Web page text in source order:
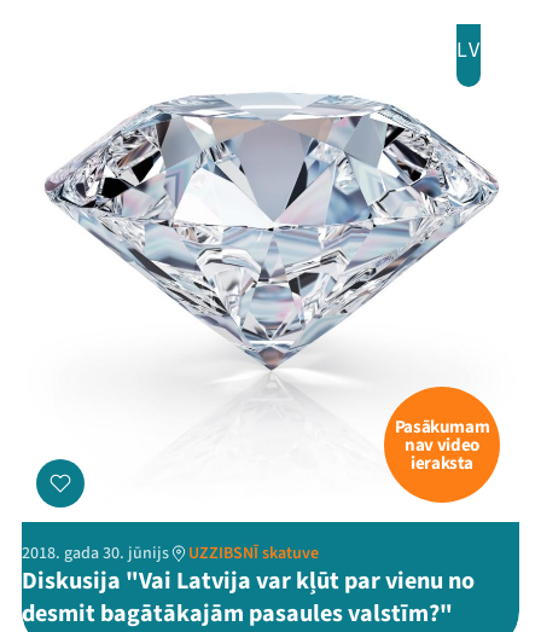
Viņi bija LAMPĀ 2026
Jaunumi
Ziedo
Veikals
Kontakti
ThreadsFacebookYoutube
X Instagram
Flick TikTok
LV
Pasākumam
nav video
ieraksta
2018. gada 30. jūnijs UZZIBSNĪ skatuve
Diskusija "Vai Latvija var kļūt par vienu no
desmit bagātākajām pasaules valstīm?"